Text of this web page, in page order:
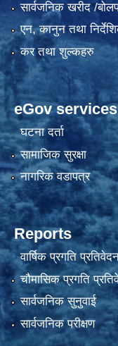
सार्वजनिक खरीद /
एन, कानुन तथा
कर तथा शुल्कहरु
eGov services
घटना दर्ता
सामाजिक सुरक्षा
नागरिक वडापत्र
Reports
वार्षिक प्रगति
चौमासिक प्रगति
सार्वजनिक सुनुवाई
सार्वजनिक परीक्षण